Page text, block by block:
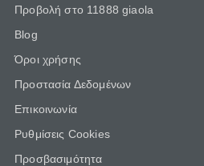
Προβολή στο 11888 giaola
Blog
Όροι χρήσης
Προστασία Δεδομένων
Επικοινωνία
Ρυθμίσεις Cookies
Προσβασιμότητα